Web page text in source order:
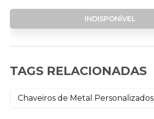
INDISPONÍVEL
TAGS RELACIONADAS
Chaveiros de Metal Personalizados